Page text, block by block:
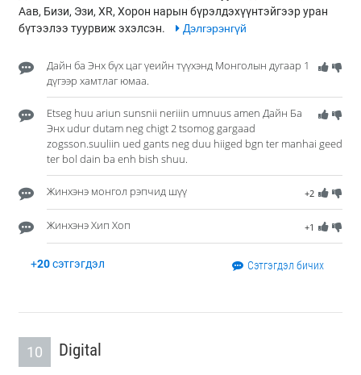
Аав, Бизи, Эзи, XR, Хорон нарын бүрэлдэхүүнтэйгээр уран
бүтээлээ туурвиж эхэлсэн.
Дэлгэрэнгүй
Дайн ба Энх бүх цаг үеийн түүхэнд Монголын дугаар 1
дүгээр хамтлаг юмаа.
Etseg huu ariun sunsnii neriiin umnuus amen Дайн Ба
Энх udur dutam neg chigt 2 tsomog gargaad
zogsson.suuliin ued gants neg duu hiiged bgn ter manhai geed
ter bol dain ba enh bish shuu.
+2
Жинхэнэ монгол рэпчид шүү
+1
Жинхэнэ Хип Хоп
+20сэтгэгдэл Сэтгэгдэл бичих
10 Digital